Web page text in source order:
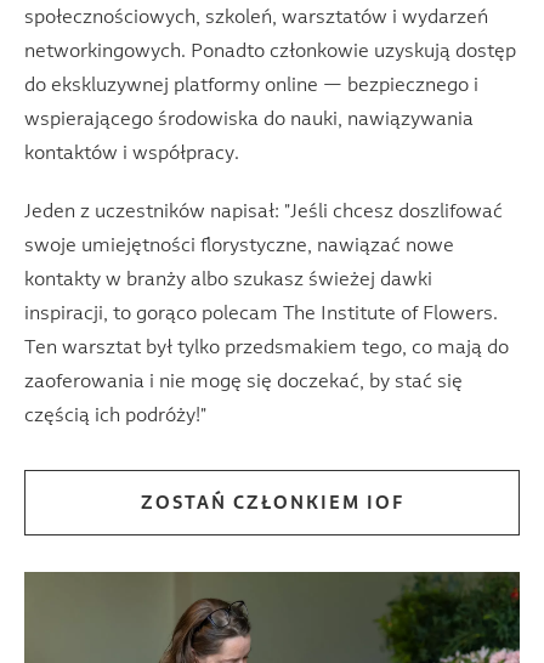
społecznościowych, szkoleń, warsztatów i wydarzeń
networkingowych. Ponadto członkowie uzyskują dostęp
do ekskluzywnej platformy online — bezpiecznego i
wspierającego środowiska do nauki, nawiązywania
kontaktów i współpracy.
Jeden z uczestników napisał: "Jeśli chcesz doszlifować
swoje umiejętności florystyczne, nawiązać nowe
kontakty w branży albo szukasz świeżej dawki
inspiracji, to gorąco polecam The Institute of Flowers.
Ten warsztat był tylko przedsmakiem tego, co mają do
zaoferowania i nie mogę się doczekać, by stać się
częścią ich podróży!"
ZOSTAŃ CZŁONKIEM IOF